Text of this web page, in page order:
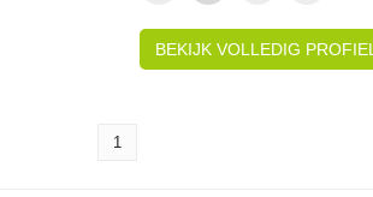
BEKIJK VOLLEDIG PROFIEL
1